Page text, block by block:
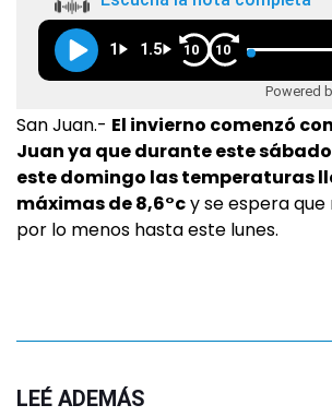
1 1.5 10 10
Powered
San Juan.- El invierno comenzó
Juan ya que durante este
este domingo las temperaturas
máximas de 8,6°cy se espera que
por lo menos hasta este lunes.
LEÉ ADEMÁS